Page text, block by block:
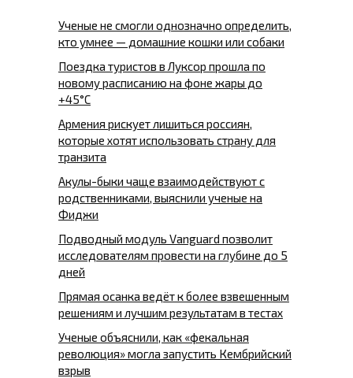
Ученые не смогли однозначно определить,
кто умнее — домашние кошки или собаки
Поездка туристов в Луксор прошла по
новому расписанию на фоне жары до
+45°C
Армения рискует лишиться россиян,
которые хотят использовать страну для
транзита
Акулы-быки чаще взаимодействуют с
родственниками, выяснили ученые на
Фиджи
Подводный модуль Vanguard позволит
исследователям провести на глубине до 5
дней
Прямая осанка ведёт к более взвешенным
решениям и лучшим результатам в тестах
Ученые объяснили, как «фекальная
революция» могла запустить Кембрийский
взрыв